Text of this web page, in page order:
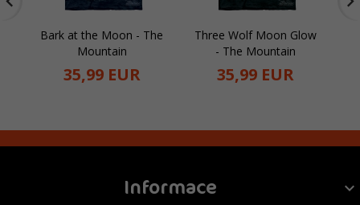
Bark at the Moon - The
Mountain
35,99 EUR
Three Wolf Moon Glow
- The Mountain
35,99 EUR
Informace